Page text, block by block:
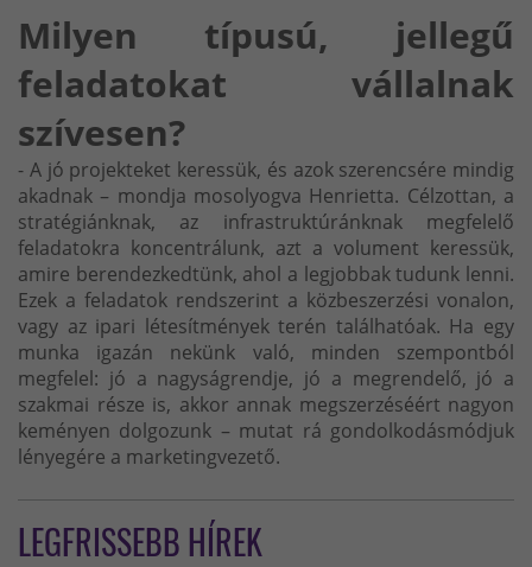
Milyen típusú, jellegű
feladatokat vállalnak
szívesen?
- A jó projekteket keressük, és azok szerencsére mindig
akadnak – mondja mosolyogva Henrietta. Célzottan, a
stratégiánknak, az infrastruktúránknak megfelelő
feladatokra koncentrálunk, azt a volument keressük,
amire berendezkedtünk, ahol a legjobbak tudunk lenni.
Ezek a feladatok rendszerint a közbeszerzési vonalon,
vagy az ipari létesítmények terén találhatóak. Ha egy
munka igazán nekünk való, minden szempontból
megfelel: jó a nagyságrendje, jó a megrendelő, jó a
szakmai része is, akkor annak megszerzéséért nagyon
keményen dolgozunk – mutat rá gondolkodásmódjuk
lényegére a marketingvezető.
LEGFRISSEBB HÍREK